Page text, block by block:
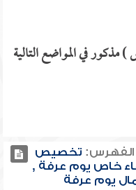
في المواضع التالية
الفهرس: تخصيص
خاص يوم عرفة ,
يوم عرفة